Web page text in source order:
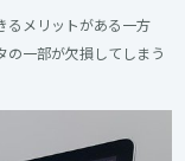
るメリットがある一方
の一部が欠損してしまう